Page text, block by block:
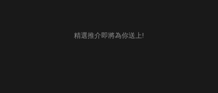
精選推介即將為你送上!